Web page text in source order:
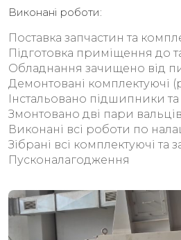
Виконані роботи:
Поставка запчастин та
Підготовка приміщення до
Обладнання зачищено від
Демонтовані комплектуючі
ущільнювачі…) та старі
Інстальовано підшипники
блоки на нові вальці;
Змонтовано дві пари вальців
Виконані всі роботи по
виставлені зазори
Зібрані всі комплектуючі та
Пусконалагодження